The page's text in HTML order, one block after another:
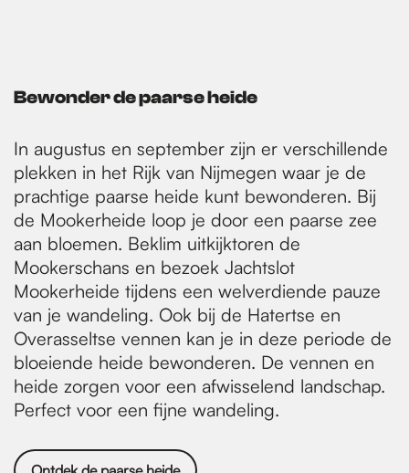
Bewonder de paarse heide
In augustus en september zijn er verschillende
plekken in het Rijk van Nijmegen waar je de
prachtige paarse heide kunt bewonderen. Bij
de Mookerheide loop je door een paarse zee
aan bloemen. Beklim uitkijktoren de
Mookerschans en bezoek Jachtslot
Mookerheide tijdens een welverdiende pauze
van je wandeling. Ook bij de Hatertse en
Overasseltse vennen kan je in deze periode de
bloeiende heide bewonderen. De vennen en
heide zorgen voor een afwisselend landschap.
Perfect voor een fijne wandeling.